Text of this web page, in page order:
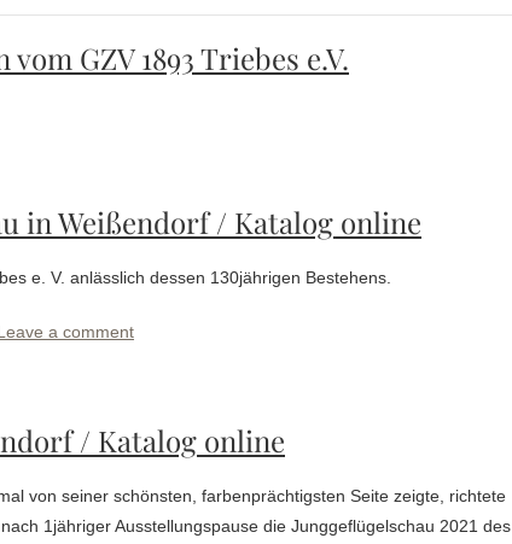
GZV 1893 Triebes e.V.
in Weißendorf / Katalog online
e. V. anlässlich dessen 130jährigen Bestehens.
a comment
/ Katalog online
von seiner schönsten, farbenprächtigsten Seite zeigte, richtete
1jähriger Ausstellungspause die Junggeflügelschau 2021 des